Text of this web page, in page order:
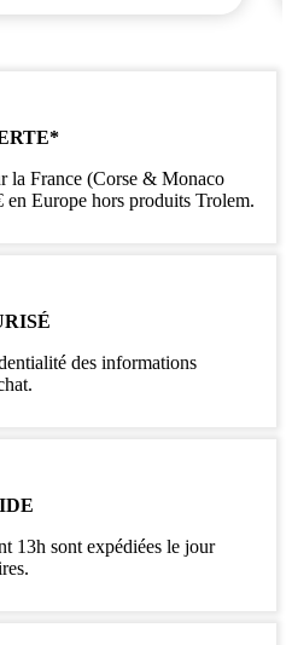
la France (Corse & Monaco
Europe hors produits Trolem.
des informations
13h sont expédiées le jour